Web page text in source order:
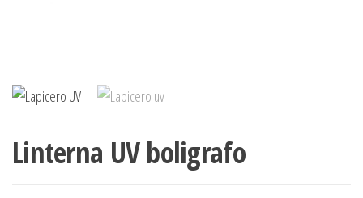
Linterna UV boligrafo